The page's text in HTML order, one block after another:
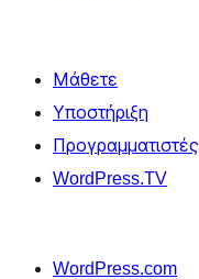
Μάθετε
Υποστήριξη
Προγραμματιστές
WordPress.TV
WordPress.com